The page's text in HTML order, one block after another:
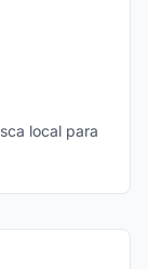
local para